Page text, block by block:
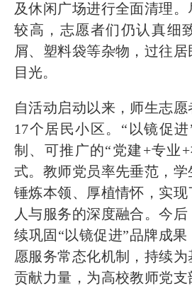
及休闲广场进行全面清理
较高，志愿者们仍认真细
屑、塑料袋等杂物，过往
目光。
自活动启动以来，师生志
17个居民小区。“以镜促
制、可推广的“党建+专业
式。教师党员率先垂范，
锤炼本领、厚植情怀，实
人与服务的深度融合。今
续巩固“以镜促进”品牌成
愿服务常态化机制，持续
贡献力量，为高校教师党